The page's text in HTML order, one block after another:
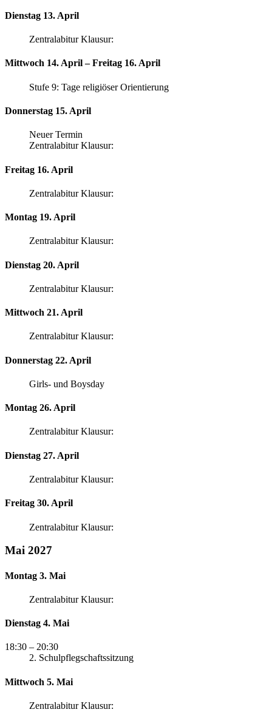
Dienstag 13. April
Zentralabitur Klausur:
Mittwoch 14. April – Freitag 16. April
Stufe 9: Tage religiöser Orientierung
Donnerstag 15. April
Neuer Termin
Zentralabitur Klausur:
Freitag 16. April
Zentralabitur Klausur:
Montag 19. April
Zentralabitur Klausur:
Dienstag 20. April
Zentralabitur Klausur:
Mittwoch 21. April
Zentralabitur Klausur:
Donnerstag 22. April
Girls- und Boysday
Montag 26. April
Zentralabitur Klausur:
Dienstag 27. April
Zentralabitur Klausur:
Freitag 30. April
Zentralabitur Klausur:
Mai 2027
Montag 3. Mai
Zentralabitur Klausur:
Dienstag 4. Mai
18:30 – 20:30
2. Schulpflegschaftssitzung
Mittwoch 5. Mai
Zentralabitur Klausur: